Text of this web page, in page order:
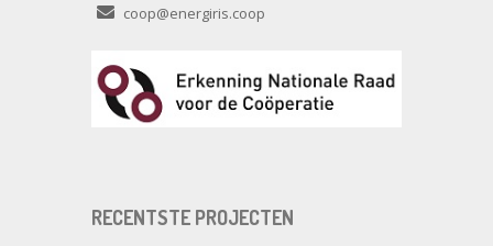
coop@energiris.coop
RECENTSTE PROJECTEN